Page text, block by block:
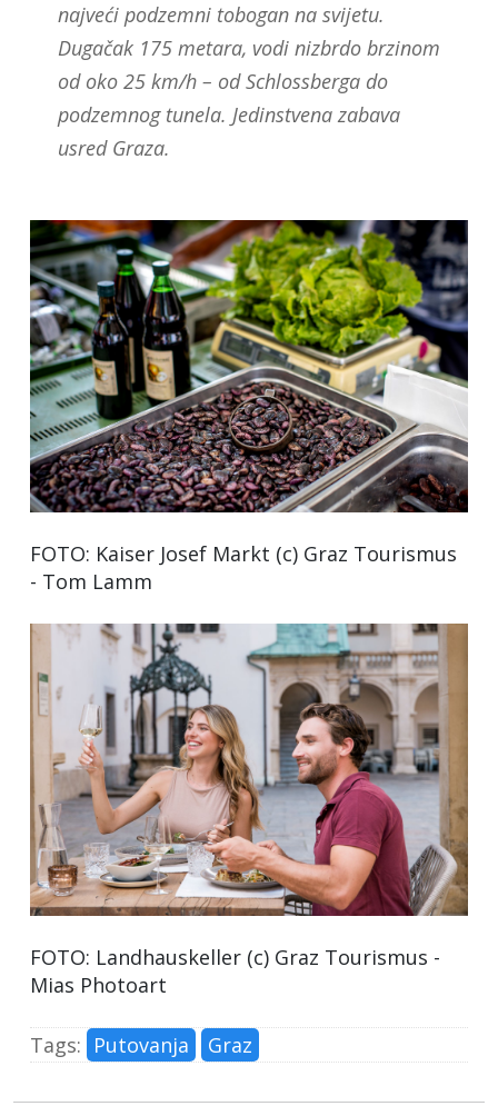
najveći podzemni tobogan na svijetu.
Dugačak 175 metara, vodi nizbrdo brzinom
od oko 25 km/h – od Schlossberga do
podzemnog tunela. Jedinstvena zabava
usred Graza.
FOTO: Kaiser Josef Markt (c) Graz Tourismus
- Tom Lamm
FOTO: Landhauskeller (c) Graz Tourismus -
Mias Photoart
Tags: Putovanja Graz